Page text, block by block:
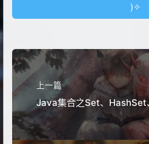
)✧
上一篇
Java集合之Set、